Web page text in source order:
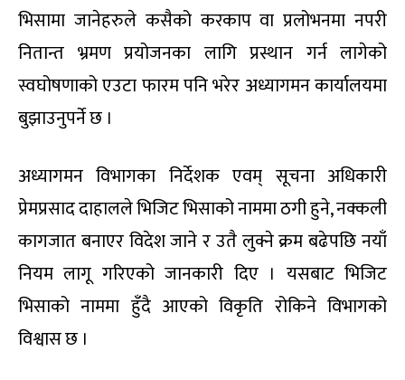
भिसामा जानेहरुले कसैको करकाप वा प्रलोभनमा नपरी
नितान्त भ्रमण प्रयोजनका लागि प्रस्थान गर्न लागेको
स्वघोषणाको एउटा फारम पनि भरेर अध्यागमन कार्यालयमा
बुझाउनुपर्ने छ ।
अध्यागमन विभागका निर्देशक एवम् सूचना अधिकारी
प्रेमप्रसाद दाहालले भिजिट भिसाको नाममा ठगी हुने, नक्कली
कागजात बनाएर विदेश जाने र उतै लुक्ने क्रम बढेपछि नयाँ
नियम लागू गरिएको जानकारी दिए । यसबाट भिजिट
भिसाको नाममा हुँदै आएको विकृति रोकिने विभागको
विश्वास छ ।